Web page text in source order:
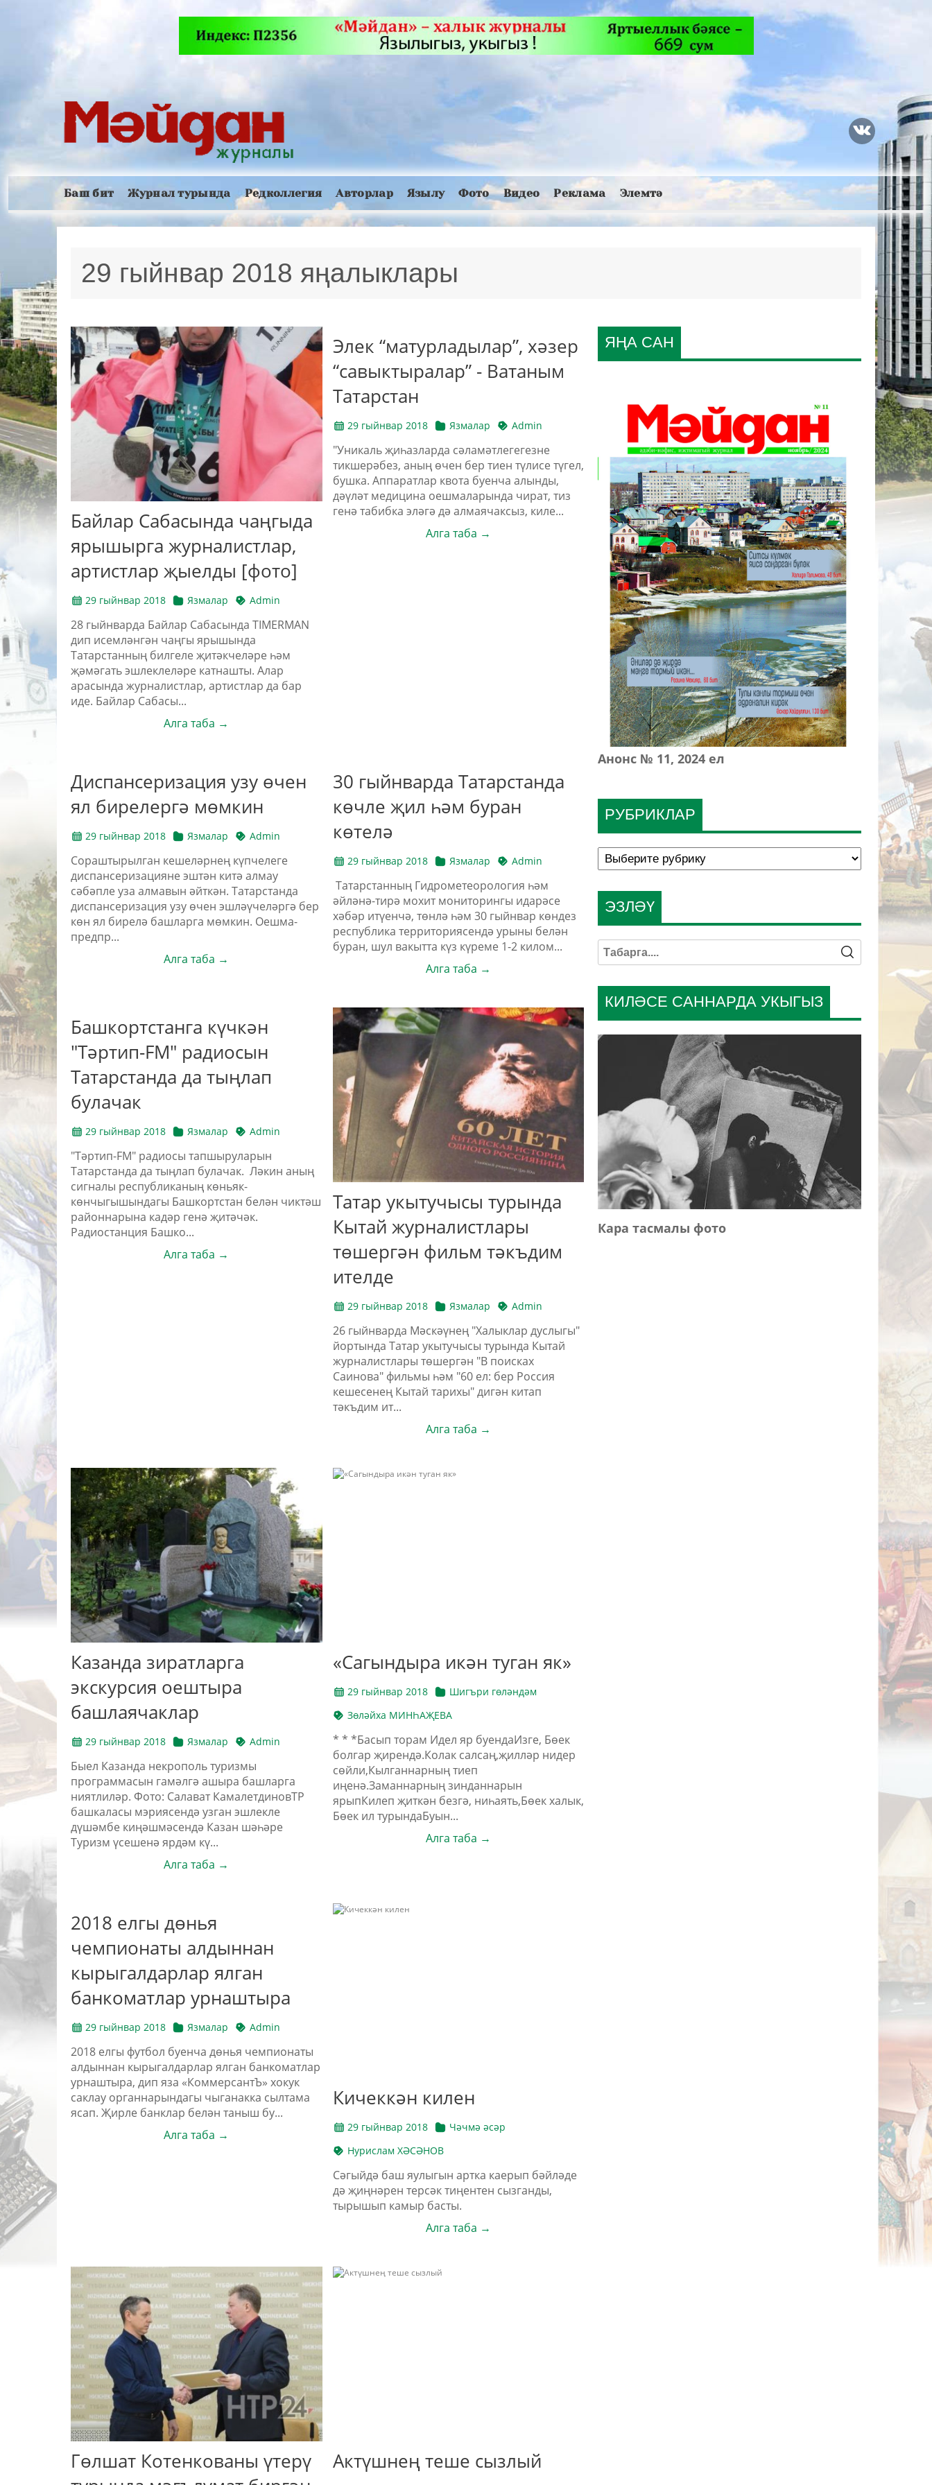
Баш бит Журнал турында Редколлегия Авторлар Язылу Фото Видео Реклама Элемтә
29 гыйнвар 2018 яңалыклары
Байлар Сабасында чаңгыда
ярышырга журналистлар,
артистлар җыелды [фото]
29 гыйнвар 2018 Язмалар Admin
28 гыйнварда Байлар Сабасында TIMERMAN
дип исемләнгән чаңгы ярышында
Татарстанның билгеле җитәкчеләре һәм
җәмәгать эшлеклеләре катнашты. Алар
арасында журналистлар, артистлар да бар
иде. Байлар Сабасы...
Алга таба →
Элек “матурладылар”, хәзер
“савыктыралар” - Ватаным
Татарстан
29 гыйнвар 2018 Язмалар Admin
"Уникаль җиһазларда сәламәтлегегезне
тикшерәбез, аның өчен бер тиен түлисе түгел,
бушка. Аппаратлар квота буенча алынды,
дәүләт медицина оешмаларында чират, тиз
генә табибка эләгә дә алмаячаксыз, киле...
Алга таба →
Диспансеризация узу өчен
ял бирелергә мөмкин
29 гыйнвар 2018 Язмалар Admin
Сораштырылган кешеләрнең күпчелеге
диспансеризацияне эштән китә алмау
сәбәпле уза алмавын әйткән. Татарстанда
диспансеризация узу өчен эшләүчеләргә бер
көн ял бирелә башларга мөмкин. Оешма-
предпр...
Алга таба →
30 гыйнварда Татарстанда
көчле җил һәм буран
көтелә
29 гыйнвар 2018 Язмалар Admin
Татарстанның Гидрометеорология һәм
әйләнә-тирә мохит мониторингы идарәсе
хәбәр итүенчә, төнлә һәм 30 гыйнвар көндез
республика территориясендә урыны белән
буран, шул вакытта күз күреме 1-2 килом...
Алга таба →
Башкортстанга күчкән
"Тәртип-FM" радиосын
Татарстанда да тыңлап
булачак
29 гыйнвар 2018 Язмалар Admin
"Тәртип-FM" радиосы тапшыруларын
Татарстанда да тыңлап булачак. Ләкин аның
сигналы республиканың көньяк-
көнчыгышындагы Башкортстан белән чиктәш
районнарына кадәр генә җитәчәк.
Радиостанция Башко...
Алга таба →
Татар укытучысы турында
Кытай журналистлары
төшергән фильм тәкъдим
ителде
29 гыйнвар 2018 Язмалар Admin
26 гыйнварда Мәскәүнең "Халыклар дуслыгы"
йортында Татар укытучысы турында Кытай
журналистлары төшергән "В поисках
Саинова" фильмы һәм "60 ел: бер Россия
кешесенең Кытай тарихы" дигән китап
тәкъдим ит...
Алга таба →
Казанда зиратларга
экскурсия оештыра
башлаячаклар
29 гыйнвар 2018 Язмалар Admin
Быел Казанда некрополь туризмы
программасын гамәлгә ашыра башларга
ниятлиләр. Фото: Салават КамалетдиновТР
башкаласы мэриясендә узган эшлекле
дүшәмбе киңәшмәсендә Казан шәһәре
Туризм үсешенә ярдәм кү...
Алга таба →
«Сагындыра икән туган як»
29 гыйнвар 2018
Шигъри гөләндәм
Зөләйха МИНҺАҖЕВА
* * *Басып торам Идел яр буендаИзге, Бөек
болгар җирендә.Колак салсаң,җилләр нидер
сөйли,Кылганнарның тиеп
иңенә.Заманнарның зинданнарын
ярыпКилеп җиткән безгә, ниһаять,Бөек халык,
Бөек ил турындаБуын...
Алга таба →
2018 елгы дөнья
чемпионаты алдыннан
кырыгалдарлар ялган
банкоматлар урнаштыра
29 гыйнвар 2018 Язмалар Admin
2018 елгы футбол буенча дөнья чемпионаты
алдыннан кырыгалдарлар ялган банкоматлар
урнаштыра, дип яза «КоммерсантЪ» хокук
саклау органнарындагы чыганакка сылтама
ясап. Җирле банклар белән таныш бу...
Алга таба →
Кичеккән килен
29 гыйнвар 2018
Чәчмә әсәр
Нурислам ХӘСӘНОВ
Сәгыйдә баш яулыгын артка каерып бәйләде
дә җиңнәрен терсәк тиңентен сызганды,
тырышып камыр басты.
Алга таба →
Гөлшат Котенкованы үтерү
Актүшнең теше сызлый
РУБРИКЛАР
ЯҢА САН
Анонс № 11, 2024 ел
КИЛӘСЕ САННАРДА УКЫГЫЗ
Кара тасмалы фото
ЭЗЛӘҮ